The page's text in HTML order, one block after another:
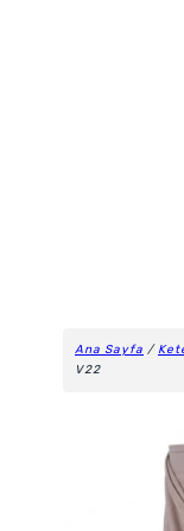
Ana Sayfa /
V22